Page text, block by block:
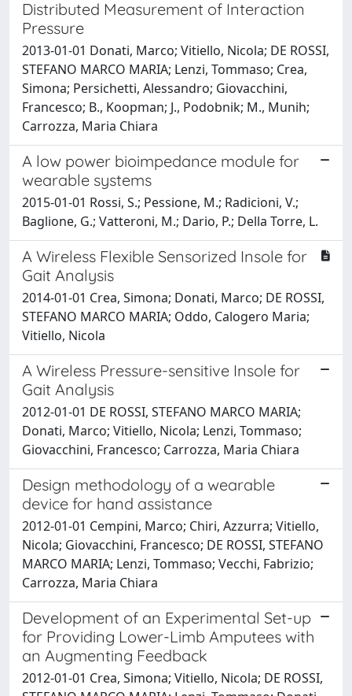
Distributed Measurement of Interaction
Pressure
2013-01-01 Donati, Marco; Vitiello, Nicola; DE ROSSI,
STEFANO MARCO MARIA; Lenzi, Tommaso; Crea,
Simona; Persichetti, Alessandro; Giovacchini,
Francesco; B., Koopman; J., Podobnik; M., Munih;
Carrozza, Maria Chiara
A low power bioimpedance module for
wearable systems
2015-01-01 Rossi, S.; Pessione, M.; Radicioni, V.;
Baglione, G.; Vatteroni, M.; Dario, P.; Della Torre, L.
A Wireless Flexible Sensorized Insole for
Gait Analysis
2014-01-01 Crea, Simona; Donati, Marco; DE ROSSI,
STEFANO MARCO MARIA; Oddo, Calogero Maria;
Vitiello, Nicola
A Wireless Pressure-sensitive Insole for
Gait Analysis
2012-01-01 DE ROSSI, STEFANO MARCO MARIA;
Donati, Marco; Vitiello, Nicola; Lenzi, Tommaso;
Giovacchini, Francesco; Carrozza, Maria Chiara
Design methodology of a wearable
device for hand assistance
2012-01-01 Cempini, Marco; Chiri, Azzurra; Vitiello,
Nicola; Giovacchini, Francesco; DE ROSSI, STEFANO
MARCO MARIA; Lenzi, Tommaso; Vecchi, Fabrizio;
Carrozza, Maria Chiara
Development of an Experimental Set-up
for Providing Lower-Limb Amputees with
an Augmenting Feedback
2012-01-01 Crea, Simona; Vitiello, Nicola; DE ROSSI,